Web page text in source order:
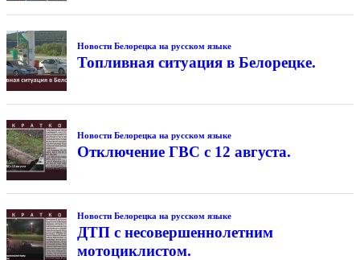
Новости Белорецка на русском языке
Топливная ситуация в Белорецке.
Новости Белорецка на русском языке
Отключение ГВС с 12 августа.
Новости Белорецка на русском языке
ДТП с несовершеннолетним
мотоциклистом.